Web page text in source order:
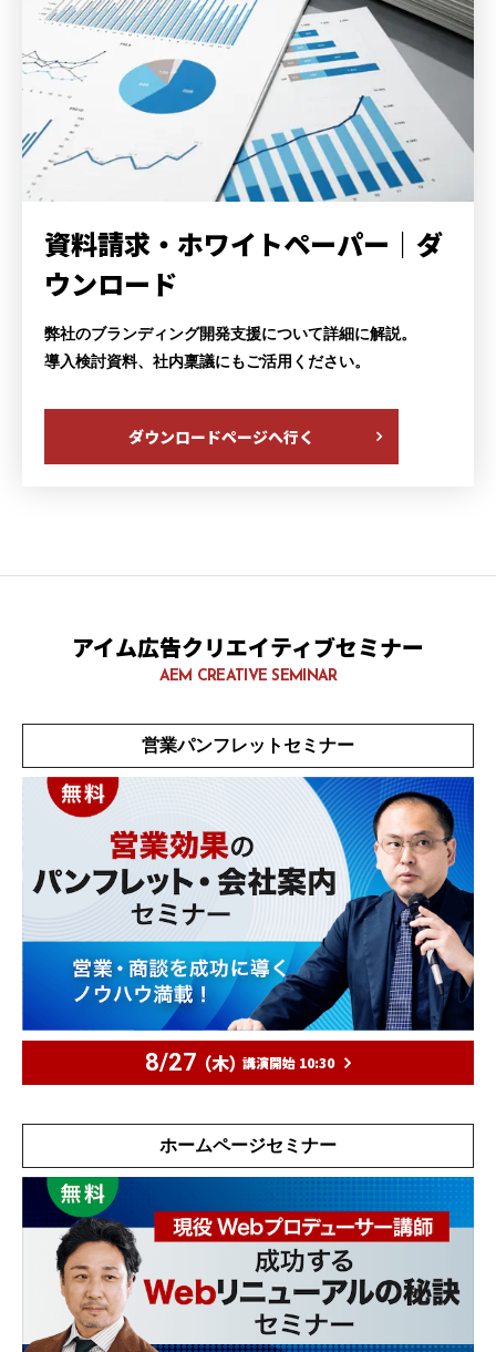
資料請求・ホワイトペーパー｜ ダ
ウンロード
弊社のブランディング開発支援について詳細に解説。
導入検討資料、社内稟議にもご活用ください。
ダウンロードページへ行く
アイム広告クリエイティブセミナー
AEM CREATIVE SEMINAR
営業パンフレットセミナー
8/27 （木） 講演開始 10:30
ホームページセミナー